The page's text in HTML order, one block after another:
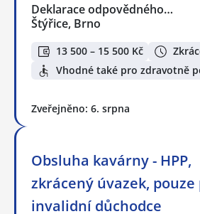
Deklarace odpovědného…
Štýřice, Brno
13 500 – 15 500 Kč
Vhodné také pro zdravotně
Zveřejněno: 6. srpna
Obsluha kavárny - HPP,
zkrácený úvazek, pouze
invalidní důchodce